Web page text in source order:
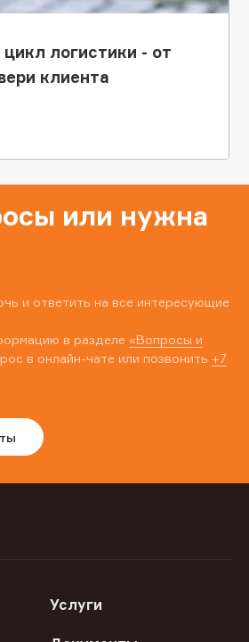
логистики - от
клиента
или нужна
и ответить на все интересующие
в разделе «Вопросы и
в онлайн-чате или позвонить +7
Услуги